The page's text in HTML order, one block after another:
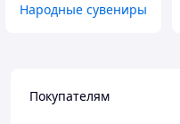
Народные сувениры
Покупателям